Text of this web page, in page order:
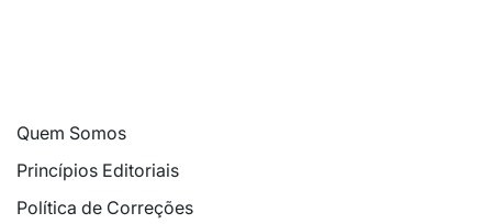
Quem Somos
Princípios Editoriais
Política de Correções